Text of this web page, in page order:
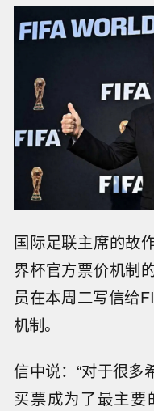
国际足联主席的故
界杯官方票价机制
员在本周二写信给
机制。
信中说：“对于很多
买票成为了最主要